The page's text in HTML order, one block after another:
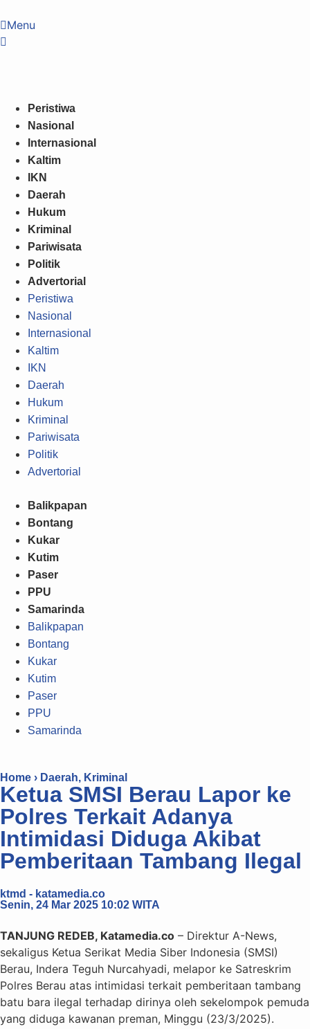
Menu
Peristiwa
Nasional
Internasional
Kaltim
IKN
Daerah
Hukum
Kriminal
Pariwisata
Politik
Advertorial
Peristiwa
Nasional
Internasional
Kaltim
IKN
Daerah
Hukum
Kriminal
Pariwisata
Politik
Advertorial
Balikpapan
Bontang
Kukar
Kutim
Paser
PPU
Samarinda
Balikpapan
Bontang
Kukar
Kutim
Paser
PPU
Samarinda
Home › Daerah, Kriminal
Ketua SMSI Berau Lapor ke
Polres Terkait Adanya
Intimidasi Diduga Akibat
Pemberitaan Tambang Ilegal
ktmd - katamedia.co
Senin, 24 Mar 2025 10:02 WITA
TANJUNG REDEB, Katamedia.co – Direktur A-News,
sekaligus Ketua Serikat Media Siber Indonesia (SMSI)
Berau, Indera Teguh Nurcahyadi, melapor ke Satreskrim
Polres Berau atas intimidasi terkait pemberitaan tambang
batu bara ilegal terhadap dirinya oleh sekelompok pemuda
yang diduga kawanan preman, Minggu (23/3/2025).